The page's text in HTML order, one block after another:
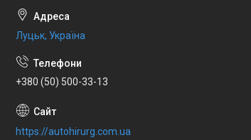
Луцьк, Україна
+380 (50) 500-33-13
https://autohirurg.com.ua